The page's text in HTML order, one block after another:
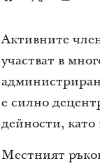
Активните
участват в
е силно
дейности,
Местният